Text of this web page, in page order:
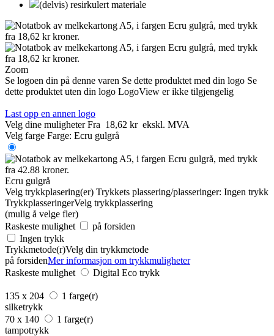
(delvis) resirkulert materiale
Zoom
Se logoen din på denne varen Se dette produktet med din logo Se
dette produktet uten din logo LogoView er ikke tilgjengelig
Last opp en annen logo
Velg dine muligheter Fra 18,62 kr ekskl. MVA
Velg farge Farge: Ecru gulgrå
Ecru gulgrå
Velg trykkplasering(er) Trykkets plassering/plasseringer: Ingen trykk
TrykkplasseringerVelg trykkplassering
(mulig å velge fler)
Raskeste mulighet
på forsiden
Ingen trykk
Trykkmetode(r)Velg din trykkmetode
på forsidenMer informasjon om trykkmuligheter
Raskeste mulighet
Digital Eco trykk
135 x 204
1 farge(r)
silketrykk
70 x 140
1 farge(r)
tampotrykk